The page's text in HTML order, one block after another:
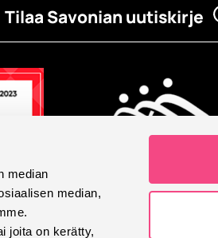
median
median,
joita on kerätty,
Tilaa Savonian uutiskirje
Eurooppalainen